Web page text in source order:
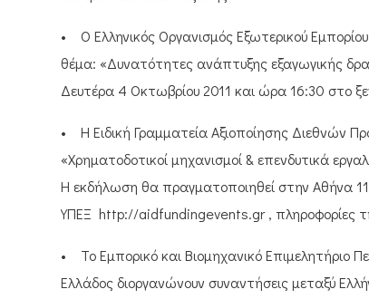
• Ο Ελληνικός Οργανισμός Εξωτερικού
θέμα: «Δυνατότητες ανάπτυξης εξαγωγικής
Δευτέρα 4 Οκτωβρίου 2011 και ώρα 16:30 στο
• Η Ειδική Γραμματεία Αξιοποίησης Διεθνών
«Χρηματοδοτικοί μηχανισμοί & επενδυτικά
Η εκδήλωση θα πραγματοποιηθεί στην Αθήνα
ΥΠΕΞ http://aidfundingevents.gr , πληροφορίες
• Το Εμπορικό και Βιομηχανικό Επιμελητήριο
Ελλάδος διοργανώνουν συναντήσεις μεταξύ